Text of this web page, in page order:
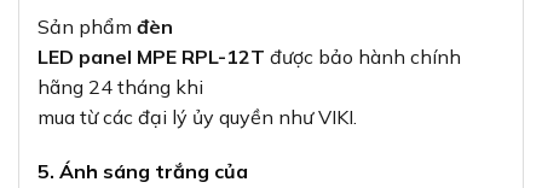
Sản phẩm đèn
LED panel MPE RPL-12T được bảo hành chính
hãng 24 tháng khi
mua từ các đại lý ủy quyền như VIKI.
5. Ánh sáng trắng của